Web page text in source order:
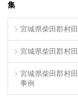
集
宮城県柴田郡村
宮城県柴田郡村
宮城県柴田郡村
事例